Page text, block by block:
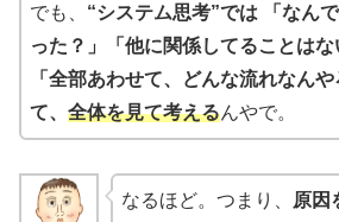
でも、 “システム思考”では 「なん
った？」「他に関係してることはな
「全部あわせて、どんな流れなん
て、 全体を見て考えるんやで。
なるほど。つまり、
原因